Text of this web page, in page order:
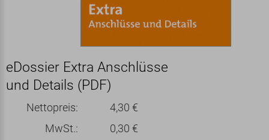
eDossier Extra Anschlüsse
und Details (PDF)
Nettopreis:
4,30 €
MwSt.:
0,30 €